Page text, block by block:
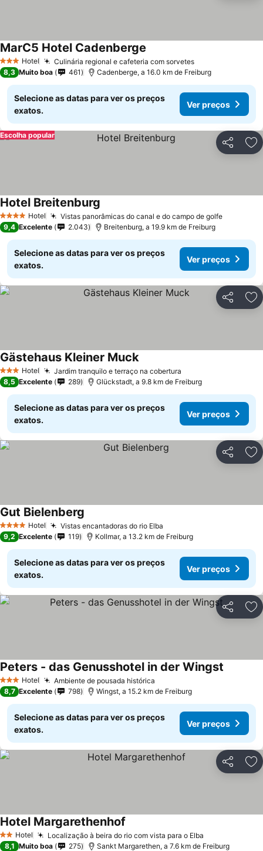
3 EstrelasHotel Culinária regional e cafeteria com sorvetes
MarC5 Hotel Cadenberge
8,3 Muito boa 461 Cadenberge, a 16.0 km de Freiburg
Selecione as datas para ver os preços
exatos.
Ver preços
Partilhar
Escolha popular
4 EstrelasHotel Vistas panorâmicas do canal e do campo de golfe
Hotel Breitenburg
9,4 Excelente 2.043 Breitenburg, a 19.9 km de Freiburg
Selecione as datas para ver os preços
exatos.
Ver preços
Partilhar
3 EstrelasHotel Jardim tranquilo e terraço na cobertura
Gästehaus Kleiner Muck
8,5 Excelente 289 Glückstadt, a 9.8 km de Freiburg
Selecione as datas para ver os preços
exatos.
Ver preços
Partilhar
4 EstrelasHotel Vistas encantadoras do rio Elba
Gut Bielenberg
9,2 Excelente 119 Kollmar, a 13.2 km de Freiburg
Selecione as datas para ver os preços
exatos.
Ver preços
Partilhar
3 EstrelasHotel Ambiente de pousada histórica
Peters - das Genusshotel in der Wingst
8,7 Excelente 798 Wingst, a 15.2 km de Freiburg
Selecione as datas para ver os preços
exatos.
Ver preços
Partilhar
2 Estrelas
Hotel Localização à beira do rio com vista para o Elba
Hotel Margarethenhof
8,1 Muito boa 275 Sankt Margarethen, a 7.6 km de Freiburg